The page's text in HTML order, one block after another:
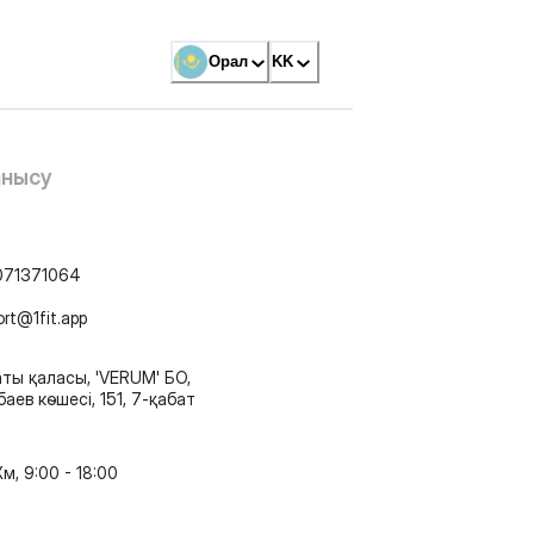
Орал KK
қаласы, 'VERUM' БО,
көшесі, 151, 7-қабат
9:00 - 18:00